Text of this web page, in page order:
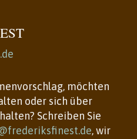
möchten
oder sich über
Schreiben Sie
, wir